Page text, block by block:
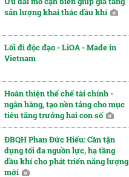
sản lượng khai thác dầu khí
Lối đi độc đạo - LiOA - Made in
Vietnam
Hoàn thiện thể chế tài chính -
ngân hàng, tạo nền tảng cho mục
tiêu tăng trưởng hai con số
ĐBQH Phan Đức Hiếu: Cần tận
dụng tối đa nguồn lực, hạ tầng
dầu khí cho phát triển năng lượng
mới